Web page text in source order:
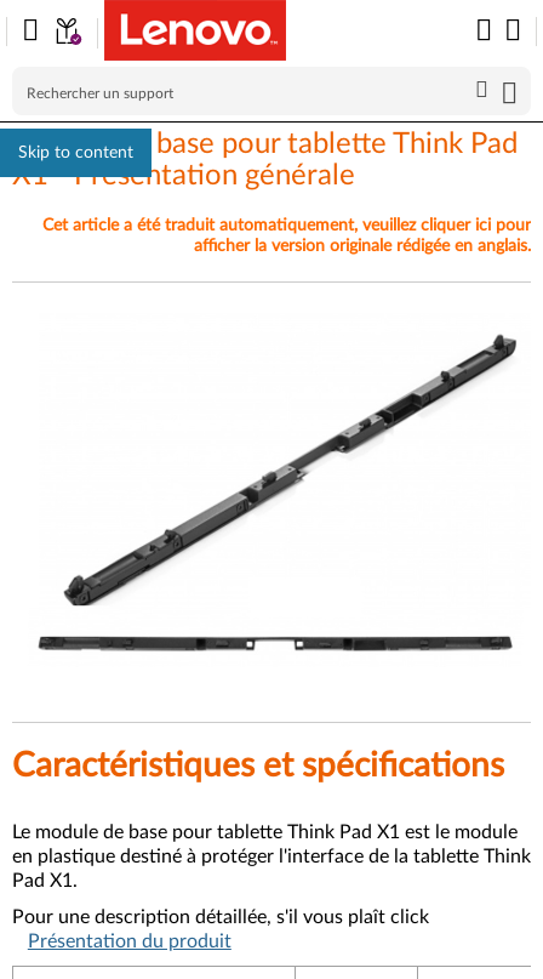
Skip to content
Module de base pour tablette Think Pad
X1 - Présentation générale
Cet article a été traduit automatiquement, veuillez cliquer ici pour
afficher la version originale rédigée en anglais.
Caractéristiques et spécifications
Le module de base pour tablette Think Pad X1 est le module
en plastique destiné à protéger l'interface de la tablette Think
Pad X1.
Pour une description détaillée, s'il vous plaît click
Présentation du produit